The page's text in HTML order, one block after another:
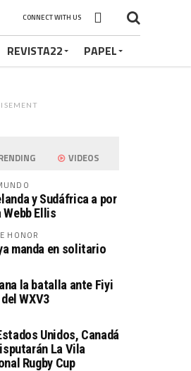
CONNECT WITH US
REVISTA22 PAPEL
VIDEOS
y Sudáfrica a por
Ellis
HONOR
manda en solitario
la batalla ante Fiyi
WXV3
Unidos, Canadá
La Vila
Rugby Cup